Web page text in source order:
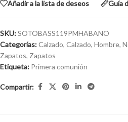
Añadir a la lista de deseos Guía
SKU:SOTOBASS119PMHABANO
Categorías:Calzado, Calzado, Hombre,
Zapatos, Zapatos
Etiqueta: Primera comunión
Compartir: